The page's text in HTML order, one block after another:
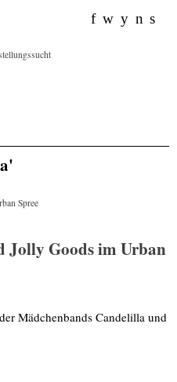
f w y n s
Goods im Urban
Mädchenbands Candelilla und